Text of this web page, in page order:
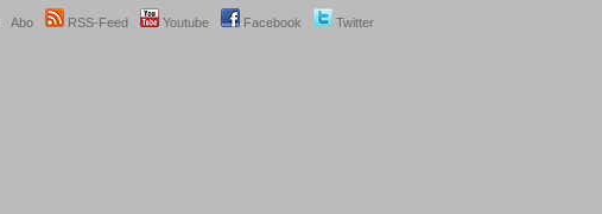
Twitter
Facebook
Youtube
RSS-Feed
Abo